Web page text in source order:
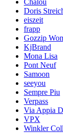
Chalou
Doris
eiszeit
frapp
Gozzip
KjBrand
Mona Lisa
Pont Neuf
Samoon
seeyou
Sempre Piu
Verpass
Via Appia
VPX
Winkler